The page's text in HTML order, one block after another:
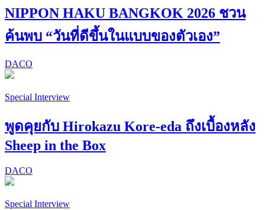
NIPPON HAKU BANGKOK 2026 ชวน
ค้นพบ “วันที่ดีขึ้นในแบบของตัวเอง”
DACO
Special Interview
พูดคุยกับ Hirokazu Kore-eda ถึงเบื้องหลัง
Sheep in the Box
DACO
Special Interview